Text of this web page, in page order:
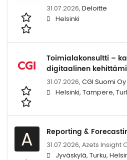
31.07.2026, Deloitte
Helsinki
Toimialakonsultti –
digitaalinen
31.07.2026, CGI Suomi Oy
Helsinki, Tampere,
A Reporting &
31.07.2026, Azets Insight
Jyväskylä, Turku,